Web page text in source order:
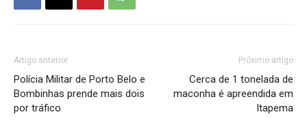
Artigo anterior
Polícia Militar de Porto Belo e
Bombinhas prende mais dois
por tráfico
Próximo artigo
Cerca de 1 tonelada de
maconha é apreendida em
Itapema